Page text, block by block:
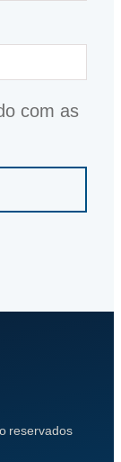
com as
reservados